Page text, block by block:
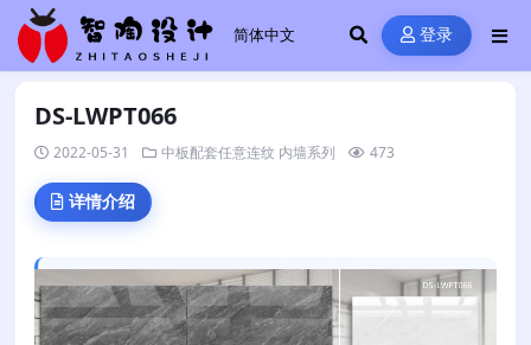
登录
DS-LWPT066
2022-05-31 中板配套任意连纹 内墙系列 473
详情介绍